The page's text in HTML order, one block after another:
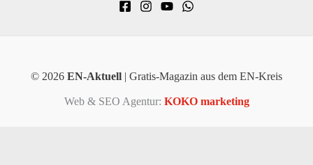
© 2026 EN-Aktuell | Gratis-Magazin aus dem EN-Kreis
Web & SEO Agentur: KOKO marketing